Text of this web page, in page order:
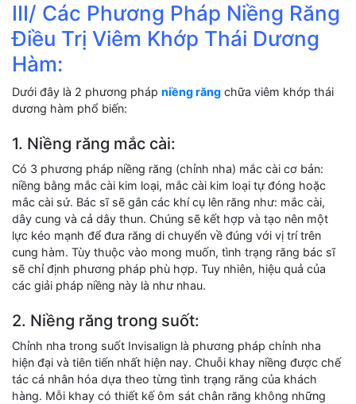
III/ Các Phương Pháp Niềng Răng
Điều Trị Viêm Khớp Thái Dương
Hàm:
Dưới đây là 2 phương pháp niềng răng chữa viêm khớp thái
dương hàm phổ biến:
1. Niềng răng mắc cài:
Có 3 phương pháp niềng răng (chỉnh nha) mắc cài cơ bản:
niềng bằng mắc cài kim loại, mắc cài kim loại tự đóng hoặc
mắc cài sứ. Bác sĩ sẽ gắn các khí cụ lên răng như: mắc cài,
dây cung và cả dây thun. Chúng sẽ kết hợp và tạo nên một
lực kéo mạnh để đưa răng di chuyển về đúng với vị trí trên
cung hàm. Tùy thuộc vào mong muốn, tình trạng răng bác sĩ
sẽ chỉ định phương pháp phù hợp. Tuy nhiên, hiệu quả của
các giải pháp niềng này là như nhau.
2. Niềng răng trong suốt:
Chỉnh nha trong suốt Invisalign là phương pháp chỉnh nha
hiện đại và tiên tiến nhất hiện nay. Chuỗi khay niềng được chế
tác cá nhân hóa dựa theo từng tình trạng răng của khách
hàng. Mỗi khay có thiết kế ôm sát chân răng không những